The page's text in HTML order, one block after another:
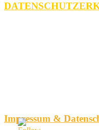
Impressum &